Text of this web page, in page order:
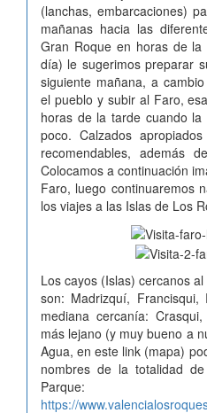
(lanchas, embarcaciones)
mañanas hacia las
Gran Roque en horas de
día) le sugerimos preparar
siguiente mañana, a
el pueblo y subir al Faro,
horas de la tarde cuando
poco. Calzados
recomendables, además
Colocamos a continuación
Faro, luego continuaremos
los viajes a las Islas de Los
Los cayos (Islas) cercanos
son: Madrizquí,
mediana cercanía:
más lejano (y muy bueno a
Agua, en este link (mapa)
nombres de la totalidad
Parque:
https://